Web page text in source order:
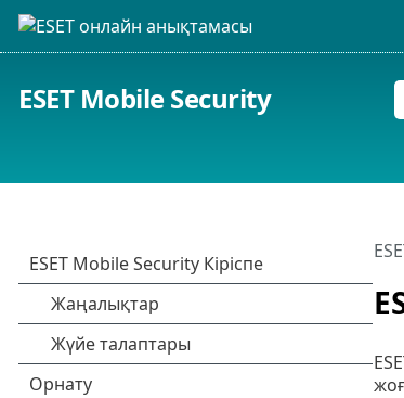
ESET Mobile Security